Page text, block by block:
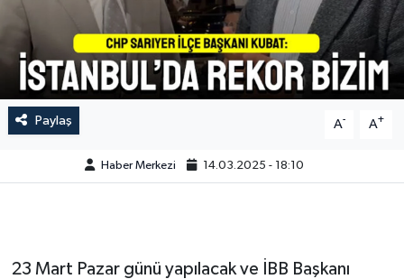
Paylaş A- A+
Haber Merkezi 14.03.2025 - 18:10
23 Mart Pazar günü yapılacak ve İBB Başkanı